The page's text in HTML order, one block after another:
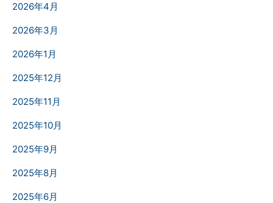
2026年4月
2026年3月
2026年1月
2025年12月
2025年11月
2025年10月
2025年9月
2025年8月
2025年6月